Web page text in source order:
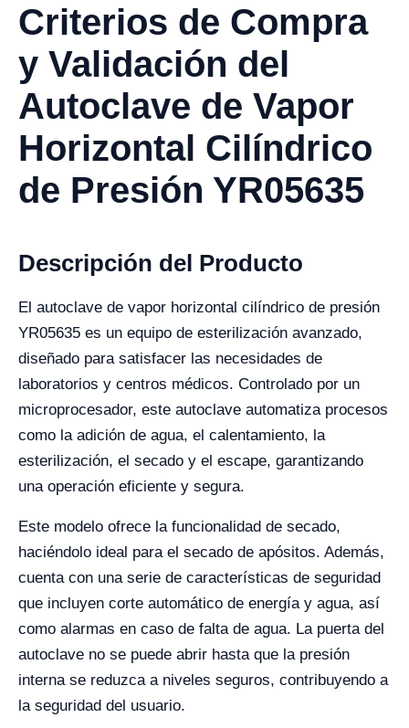
Criterios de Compra
y Validación del
Autoclave de Vapor
Horizontal Cilíndrico
de Presión YR05635
Descripción del Producto
El autoclave de vapor horizontal cilíndrico de presión
YR05635 es un equipo de esterilización avanzado,
diseñado para satisfacer las necesidades de
laboratorios y centros médicos. Controlado por un
microprocesador, este autoclave automatiza procesos
como la adición de agua, el calentamiento, la
esterilización, el secado y el escape, garantizando
una operación eficiente y segura.
Este modelo ofrece la funcionalidad de secado,
haciéndolo ideal para el secado de apósitos. Además,
cuenta con una serie de características de seguridad
que incluyen corte automático de energía y agua, así
como alarmas en caso de falta de agua. La puerta del
autoclave no se puede abrir hasta que la presión
interna se reduzca a niveles seguros, contribuyendo a
la seguridad del usuario.